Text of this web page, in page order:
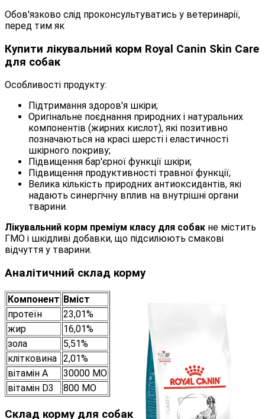
Обов'язково слід проконсультуватись у ветеринарії,
перед тим як
Купити лікувальний корм Royal Canin Skin Care
для собак
Особливості продукту:
Підтримання здоров'я шкіри;
Оригінальне поєднання природних і натуральних
компонентів (жирних кислот), які позитивно
позначаються на красі шерсті і еластичності
шкірного покриву;
Підвищення бар'єрної функції шкіри;
Підвищення продуктивності травної функції;
Велика кількість природних антиоксидантів, які
надають синергічну вплив на внутрішні органи
тварини.
Лікувальний корм преміум класу для собак не містить
ГМО і шкідливі добавки, що підсилюють смакові
відчуття у тварини.
Аналітичний склад корму
Компонент Вміст
протеїн
23,01%
жир
16,01%
зола
5,51%
клітковина 2,01%
вітамін А
30000 МО
вітамін D3
800 МО
Склад корму для собак